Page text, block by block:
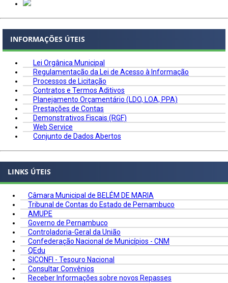
INFORMAÇÕES ÚTEIS
Lei Orgânica Municipal
Regulamentação da Lei de Acesso à Informação
Processos de Licitação
Contratos e Termos Aditivos
Planejamento Orçamentário (LDO, LOA, PPA)
Prestações de Contas
Demonstrativos Fiscais (RGF)
Web Service
Conjunto de Dados Abertos
LINKS ÚTEIS
Câmara Municipal de BELÉM DE MARIA
Tribunal de Contas do Estado de Pernambuco
AMUPE
Governo de Pernambuco
Controladoria-Geral da União
Confederação Nacional de Municípios - CNM
QEdu
SICONFI - Tesouro Nacional
Consultar Convênios
Receber Informações sobre novos Repasses